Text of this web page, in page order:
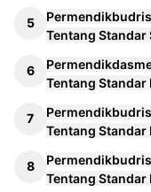
Tentang Standar
Tentang Standar
Tentang Standar
Tentang Standar